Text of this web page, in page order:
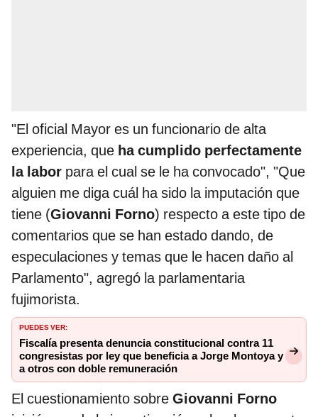
"El oficial Mayor es un funcionario de alta
experiencia, que ha cumplido perfectamente
la labor para el cual se le ha convocado", "Que
alguien me diga cuál ha sido la imputación que
tiene (Giovanni Forno) respecto a este tipo de
comentarios que se han estado dando, de
especulaciones y temas que le hacen daño al
Parlamento", agregó la parlamentaria
fujimorista.
PUEDES VER:
Fiscalía presenta denuncia constitucional contra 11
congresistas por ley que beneficia a Jorge Montoya y
a otros con doble remuneración
El cuestionamiento sobre Giovanni Forno